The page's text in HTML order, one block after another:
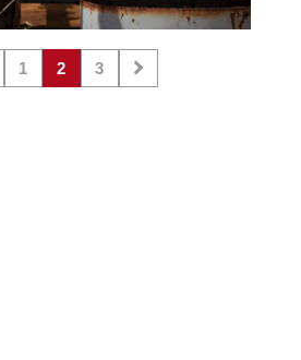
1 2 3